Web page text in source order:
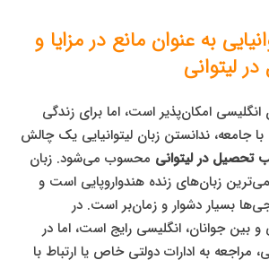
به عنوان مانع در مزایا و
لیتوانی
امکان‌پذیر است، اما برای زندگی
با جامعه، ندانستن زبان لیتوانیایی یک چالش
تحصیل در لیتوانی محسوب می‌شود. زبان
زبان‌های زنده هندواروپایی است و
بسیار دشوار و زمان‌بر است. در
جوانان، انگلیسی رایج است، اما در
مراجعه به ادارات دولتی خاص یا ارتباط با